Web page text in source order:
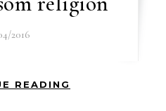
2016
READING